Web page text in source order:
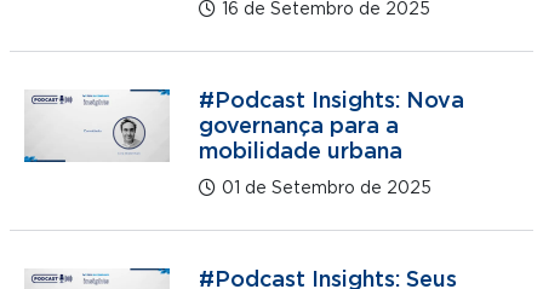
16 de Setembro de 2025
#Podcast Insights: Nova
governança para a
mobilidade urbana
01 de Setembro de 2025
#Podcast Insights: Seus